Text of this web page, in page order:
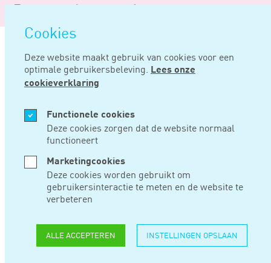
overslaan
Cookies
Deze website maakt gebruik van cookies voor een
optimale gebruikersbeleving. Lees onze
cookieverklaring
Functionele cookies
Deze cookies zorgen dat de website normaal
functioneert
Marketingcookies
Deze cookies worden gebruikt om
gebruikersinteractie te meten en de website te
verbeteren
ALLE ACCEPTEREN INSTELLINGEN OPSLAAN
Logo
Noord
Negentig
Home Nieuws Wet betaald ouderschapsverlof aangenomen
OKT 13, 2021
WET BETAALD
AANGENOMEN
De Eerste Kamer heef ingestemd met de Wet Betaald